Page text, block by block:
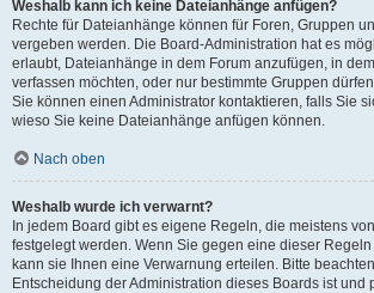
Weshalb kann ich keine Dateianhänge anfügen?
Rechte für Dateianhänge können für Foren, Gruppen
vergeben werden. Die Board-Administration hat es
erlaubt, Dateianhänge in dem Forum anzufügen, in
verfassen möchten, oder nur bestimmte Gruppen
Sie können einen Administrator kontaktieren, falls Sie
wieso Sie keine Dateianhänge anfügen können.
Nach oben
Weshalb wurde ich verwarnt?
In jedem Board gibt es eigene Regeln, die meistens
festgelegt werden. Wenn Sie gegen eine dieser
kann sie Ihnen eine Verwarnung erteilen. Bitte
Entscheidung der Administration dieses Boards ist und